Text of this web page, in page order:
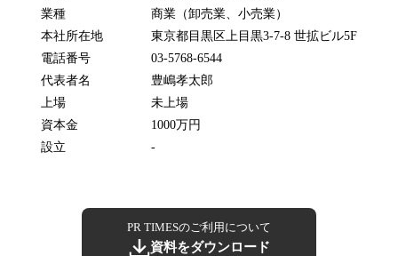
業種
商業（卸売業、小売業）
本社所在地
東京都目黒区上目黒3-7-8 世拡ビル5F
電話番号
03-5768-6544
代表者名
豊嶋孝太郎
上場
未上場
資本金
1000万円
設立
-
PR TIMESのご利用について
資料をダウンロード